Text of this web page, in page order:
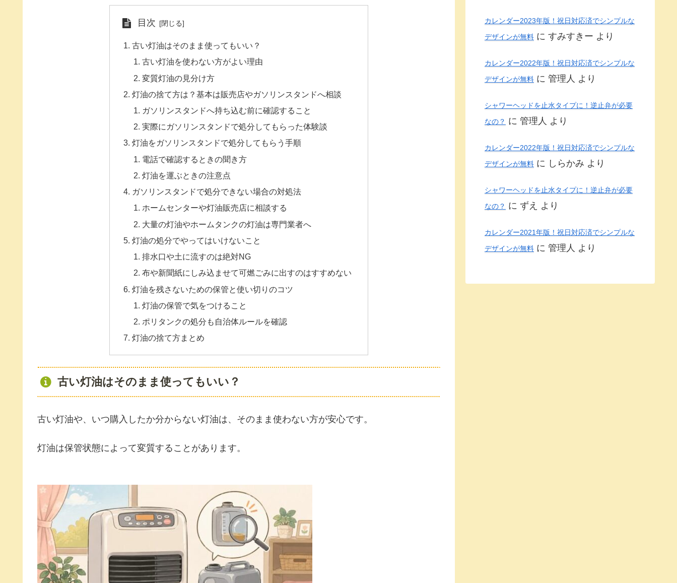
目次
古い灯油はそのまま使ってもいい？
古い灯油を使わない方がよい理由
変質灯油の見分け方
灯油の捨て方は？基本は販売店やガソリンスタンドへ相談
ガソリンスタンドへ持ち込む前に確認すること
実際にガソリンスタンドで処分してもらった体験談
灯油をガソリンスタンドで処分してもらう手順
電話で確認するときの聞き方
灯油を運ぶときの注意点
ガソリンスタンドで処分できない場合の対処法
ホームセンターや灯油販売店に相談する
大量の灯油やホームタンクの灯油は専門業者へ
灯油の処分でやってはいけないこと
排水口や土に流すのは絶対NG
布や新聞紙にしみ込ませて可燃ごみに出すのはすすめない
灯油を残さないための保管と使い切りのコツ
灯油の保管で気をつけること
ポリタンクの処分も自治体ルールを確認
灯油の捨て方まとめ
古い灯油はそのまま使ってもいい？
古い灯油や、いつ購入したか分からない灯油は、そのまま使わない方が安心です。
灯油は保管状態によって変質することがあります。
カレンダー2023年版！祝日対応済でシンプルな
デザインが無料 に すみすきー より
カレンダー2022年版！祝日対応済でシンプルな
デザインが無料 に 管理人 より
シャワーヘッドを止水タイプに！逆止弁が必要
なの？ に 管理人 より
カレンダー2022年版！祝日対応済でシンプルな
デザインが無料 に しらかみ より
シャワーヘッドを止水タイプに！逆止弁が必要
なの？ に ずえ より
カレンダー2021年版！祝日対応済でシンプルな
デザインが無料 に 管理人 より